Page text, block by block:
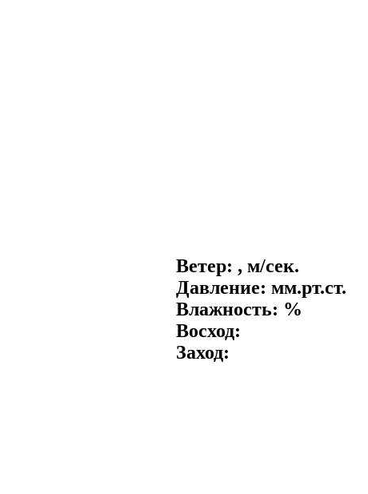
Ветер: , м/сек.
Давление: мм.рт.ст.
Влажность: %
Восход:
Заход: